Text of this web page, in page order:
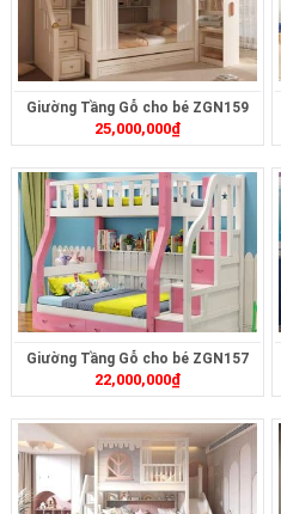
Giường Tầng Gỗ cho bé ZGN159
25,000,000₫
Giường Tầng Gỗ cho bé ZGN157
22,000,000₫